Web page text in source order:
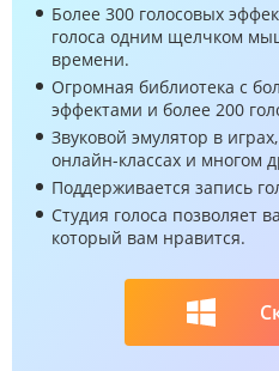
Более 300 голосовых
голоса одним щелчком
времени.
Огромная библиотека с
эффектами и более 200
Звуковой эмулятор в
онлайн-классах и многом
Поддерживается запись
Студия голоса позволяет
который вам нравится.